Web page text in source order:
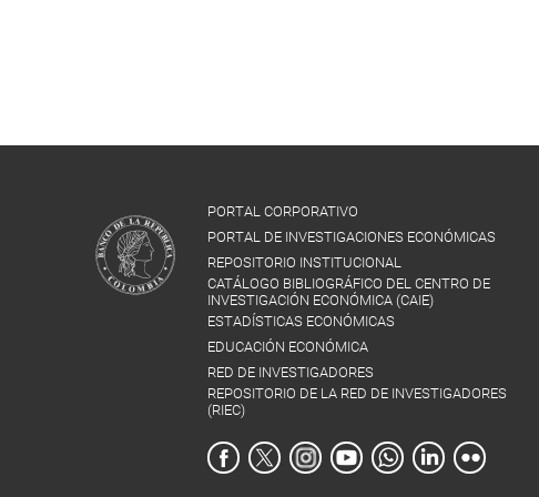
PORTAL CORPORATIVO
PORTAL DE INVESTIGACIONES ECONÓMICAS
REPOSITORIO INSTITUCIONAL
CATÁLOGO BIBLIOGRÁFICO DEL CENTRO DE
INVESTIGACIÓN ECONÓMICA (CAIE)
ESTADÍSTICAS ECONÓMICAS
EDUCACIÓN ECONÓMICA
RED DE INVESTIGADORES
REPOSITORIO DE LA RED DE INVESTIGADORES
(RIEC)